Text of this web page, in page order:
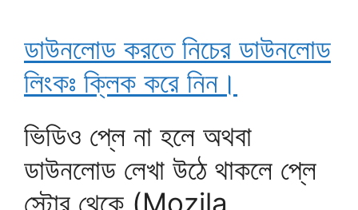
ডাউনলোড করতে নিচের ডাউনলোড
লিংকঃ ক্লিক করে নিন।
ভিডিও প্লে না হলে অথবা
ডাউনলোড লেখা উঠে থাকলে প্লে
স্টোর থেকে (Mozila